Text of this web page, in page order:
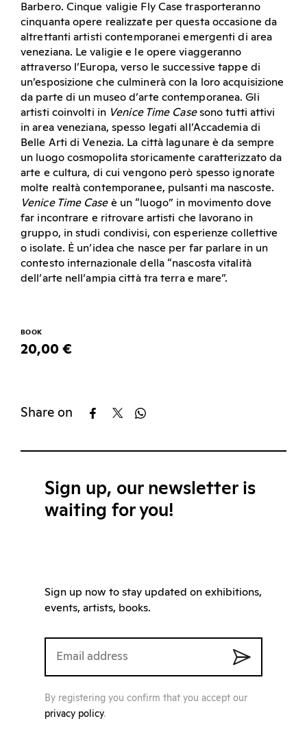
Barbero. Cinque valigie Fly Case trasporteranno
cinquanta opere realizzate per questa occasione da
altrettanti artisti contemporanei emergenti di area
veneziana. Le valigie e le opere viaggeranno
attraverso l’Europa, verso le successive tappe di
un’esposizione che culminerà con la loro acquisizione
da parte di un museo d’arte contemporanea. Gli
artisti coinvolti in Venice Time Casesono tutti attivi
in area veneziana, spesso legati all’Accademia di
Belle Arti di Venezia. La città lagunare è da sempre
un luogo cosmopolita storicamente caratterizzato da
arte e cultura, di cui vengono però spesso ignorate
molte realtà contemporanee, pulsanti ma nascoste.
Venice Time Caseè un “luogo” in movimento dove
far incontrare e ritrovare artisti che lavorano in
gruppo, in studi condivisi, con esperienze collettive
o isolate. È un’idea che nasce per far parlare in un
contesto internazionale della “nascosta vitalità
dell’arte nell’ampia città tra terra e mare”.
BOOK
20,00 €
Share on
Sign up, our newsletter is
waiting for you!
Sign up now to stay updated on exhibitions,
events, artists, books.
By registering you confirm that you accept our
privacy policy.